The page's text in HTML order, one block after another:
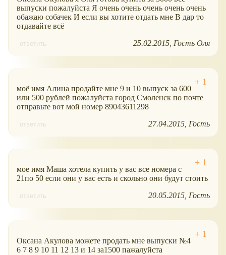
выпуски пожалуйста Я очень очень очень очень очень
обажаю собачек И если вы хотите отдать мне В дар то
отдавайте всё
ответить 25.02.2015 Гость Оля
моё имя Алина продайте мне 9 и 10 выпуск за 600
или 500 рублей пожалуйста город Смоленск по почте
отправьте вот мой номер 89043611298
ответить 27.04.2015 Гость
мое имя Маша хотела купить у вас все номера с
21по 50 если они у вас есть и скольно они будут стоить
ответить 20.05.2015 Гость
Оксана Акулова можете продать мне выпуски №4
6 7 8 9 10 11 12 13 и 14 за1500 пажалуйста